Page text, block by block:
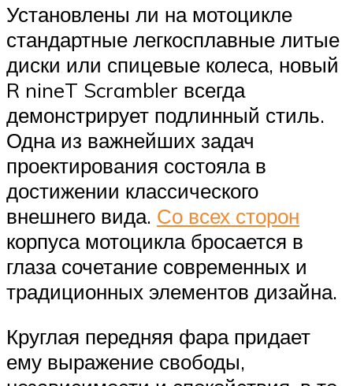
Установлены ли на мотоцикле
стандартные легкосплавные литые
диски или спицевые колеса, новый
R nineT Scrambler всегда
демонстрирует подлинный стиль.
Одна из важнейших задач
проектирования состояла в
достижении классического
внешнего вида. Со всех сторон
корпуса мотоцикла бросается в
глаза сочетание современных и
традиционных элементов дизайна.
Круглая передняя фара придает
ему выражение свободы,